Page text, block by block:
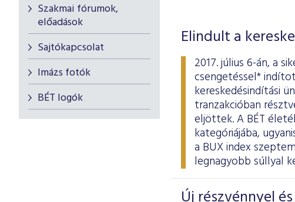
Szakmai fórumok,
előadások
Sajtókapcsolat
Imázs fotók
BÉT logók
Elindult a
2017. július 6-án, a
csengetéssel*
kereskedésindítási
tranzakcióban
eljöttek. A BÉT
kategóriájába,
a BUX index
legnagyobb súllyal